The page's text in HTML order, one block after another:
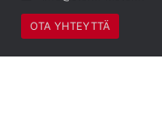
OTA YHTEYTTÄ